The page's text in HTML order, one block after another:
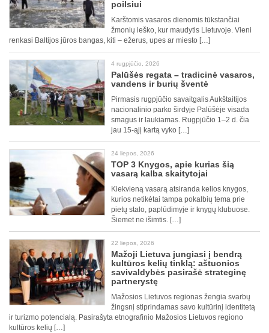
poilsiui
Karštomis vasaros dienomis tūkstančiai
žmonių ieško, kur maudytis Lietuvoje. Vieni
renkasi Baltijos jūros bangas, kiti – ežerus, upes ar miesto […]
4 rugpjūčio, 2026
Palūšės regata – tradicinė vasaros,
vandens ir burių šventė
Pirmasis rugpjūčio savaitgalis Aukštaitijos
nacionalinio parko širdyje Palūšėje visada
smagus ir laukiamas. Rugpjūčio 1–2 d. čia
jau 15-ąjį kartą vyko […]
24 liepos, 2026
TOP 3 Knygos, apie kurias šią
vasarą kalba skaitytojai
Kiekvieną vasarą atsiranda kelios knygos,
kurios netikėtai tampa pokalbių tema prie
pietų stalo, paplūdimyje ir knygų klubuose.
Šiemet ne išimtis. […]
22 liepos, 2026
Mažoji Lietuva jungiasi į bendrą
kultūros kelių tinklą: aštuonios
savivaldybės pasirašė strateginę
partnerystę
Mažosios Lietuvos regionas žengia svarbų
žingsnį stiprindamas savo kultūrinį identitetą
ir turizmo potencialą. Pasirašyta etnografinio Mažosios Lietuvos regiono
kultūros kelių […]